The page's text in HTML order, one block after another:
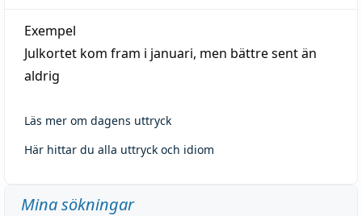
Exempel
Julkortet kom fram i januari, men bättre sent än
aldrig
Läs mer om dagens uttryck
Här hittar du alla uttryck och idiom
Mina sökningar